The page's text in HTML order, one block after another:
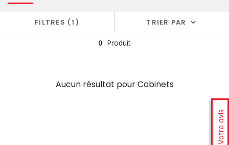
Votre avis
FILTRES 1 TRIER PAR
0 Produit
Aucun résultat pourCabinets